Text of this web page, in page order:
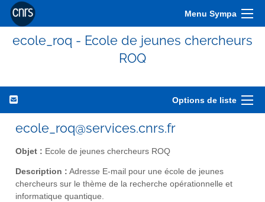
Menu Sympa
ecole_roq - Ecole de jeunes chercheurs
ROQ
Options de liste
ecole_roq@services.cnrs.fr
Objet : Ecole de jeunes chercheurs ROQ
Description : Adresse E-mail pour une école de jeunes
chercheurs sur le thème de la recherche opérationnelle et
informatique quantique.